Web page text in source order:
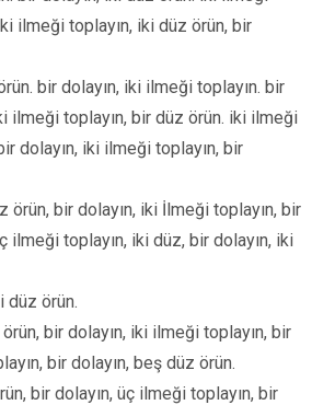
ilmeği toplayın, iki düz örün, bir
bir dolayın, iki ilmeği toplayın. bir
ilmeği toplayın, bir düz örün. iki ilmeği
dolayın, iki ilmeği toplayın, bir
örün, bir dolayın, iki İlmeği toplayın, bir
ilmeği toplayın, iki düz, bir dolayın, iki
düz örün.
bir dolayın, iki ilmeği toplayın, bir
bir dolayın, beş düz örün.
bir dolayın, üç ilmeği toplayın, bir